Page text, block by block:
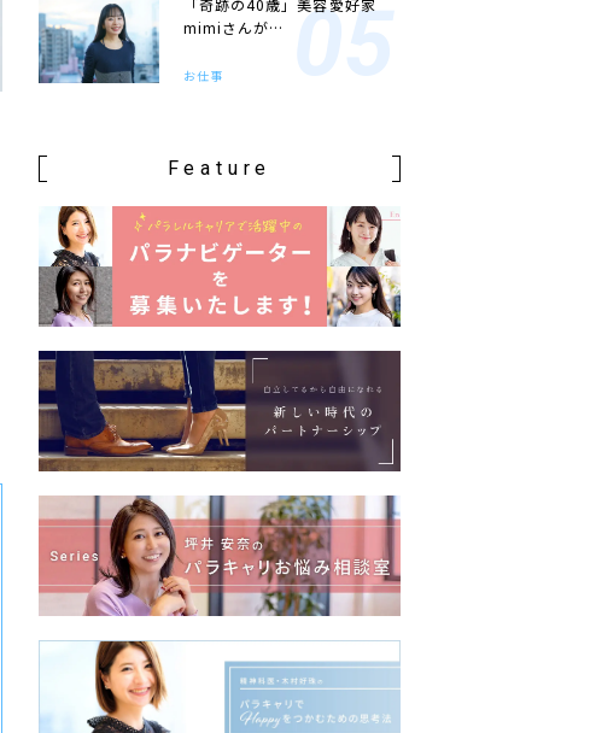
「奇跡の40歳」美容愛好家
mimiさんが…
お仕事
Feature